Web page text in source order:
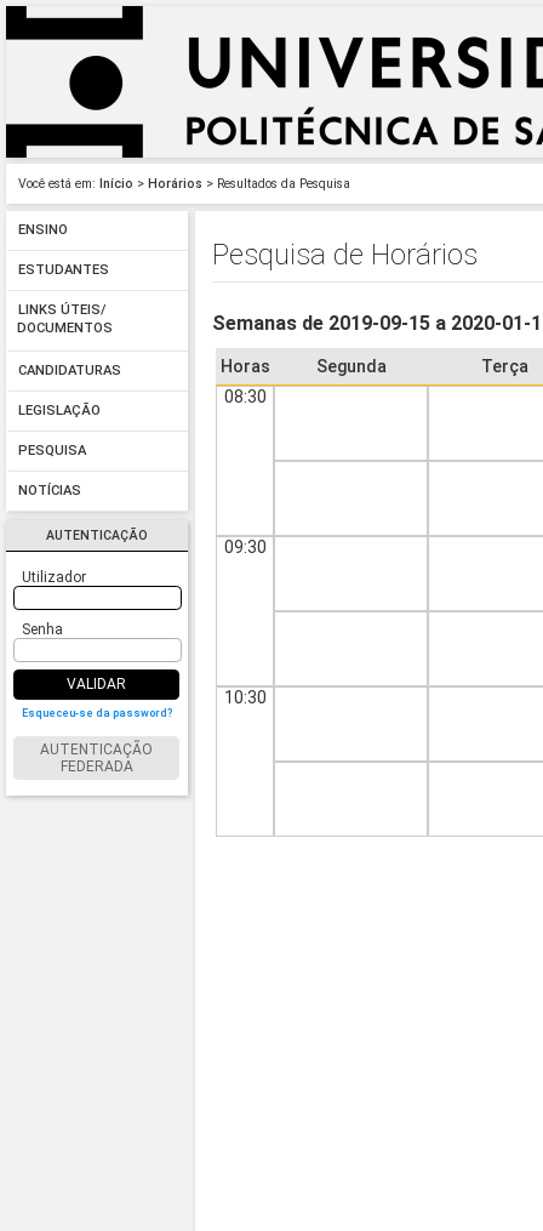
Você está em: Início > Horários > Resultados da Pesquisa
ENSINO
ESTUDANTES
LINKS ÚTEIS/
DOCUMENTOS
CANDIDATURAS
LEGISLAÇÃO
PESQUISA
NOTÍCIAS
AUTENTICAÇÃO
Utilizador
Senha
VALIDAR
Esqueceu-se da password?
AUTENTICAÇÃO
FEDERADA
Pesquisa de Horários
Semanas de 2019-09-15 a 2020-01-
Horas Segunda
Terça
08:30
09:30
10:30